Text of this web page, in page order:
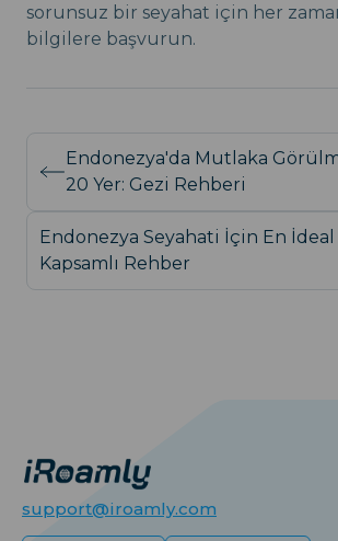
sorunsuz bir seyahat için her
bilgilere başvurun.
Endonezya'da Mutlaka
20 Yer: Gezi Rehberi
Endonezya Seyahati İçin En İdeal
Kapsamlı Rehber
support@iroamly.com